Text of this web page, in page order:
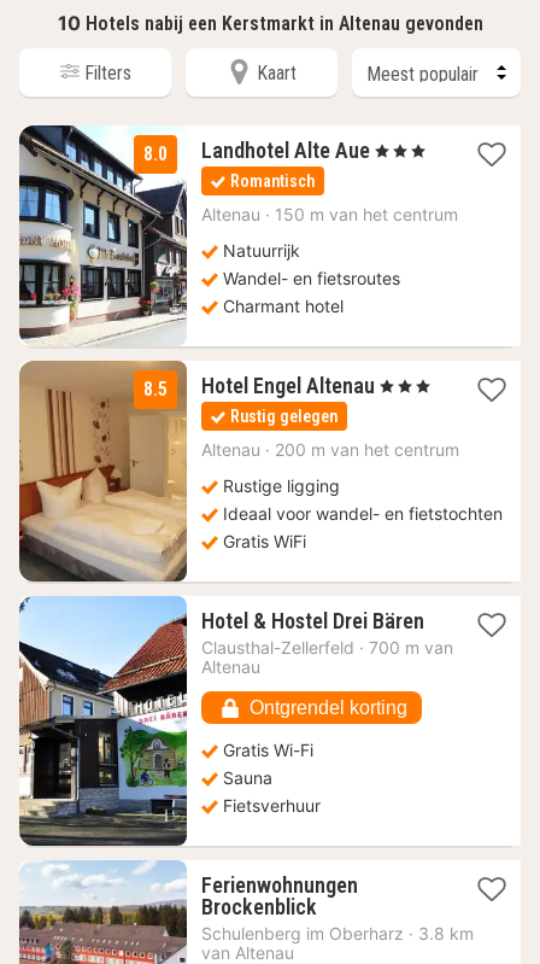
10 Hotels nabij een Kerstmarkt in Altenau gevonden
Filters Kaart
8.0 Landhotel Alte Aue 3
65,33
, 3 Sterren
Romantisch
Altenau · 150 m van het centrum
Natuurrijk
Wandel- en fietsroutes
Charmant hotel
8.5 Hotel Engel Altenau 1
125
, 3 Sterren
Rustig gelegen
Altenau · 200 m van het centrum
Rustige ligging
Ideaal voor wandel- en fietstochten
Gratis WiFi
Hotel & Hostel Drei Bären1
nacht
Clausthal-Zellerfeld · 700 m van
Altenau
Ontgrendel korting
Gratis Wi-Fi
Sauna
Fietsverhuur
Ferienwohnungen
Brockenblick1
nacht
Schulenberg im Oberharz · 3.8 km
van Altenau